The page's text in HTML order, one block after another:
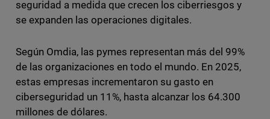
seguridad a medida que crecen los ciberriesgos y
se expanden las operaciones digitales.
Según Omdia, las pymes representan más del 99%
de las organizaciones en todo el mundo. En 2025,
estas empresas incrementaron su gasto en
ciberseguridad un 11%, hasta alcanzar los 64.300
millones de dólares.